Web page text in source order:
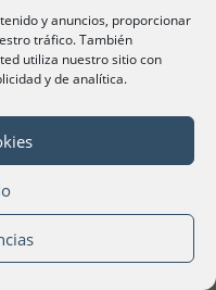
y anuncios, proporcionar
tráfico. También
utiliza nuestro sitio con
y de analítica.
Industria, Servicios y
2020